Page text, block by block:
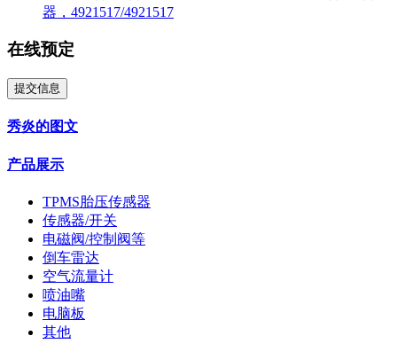
器，4921517/4921517
在线预定
提交信息
秀炎的图文
产品展示
TPMS胎压传感器
传感器/开关
电磁阀/控制阀等
倒车雷达
空气流量计
喷油嘴
电脑板
其他